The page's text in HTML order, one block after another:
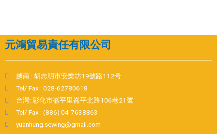
元鴻貿易責任有限公司
越南 : 胡志明市安樂坊19號路112号
Tel/ Fax : 028-62780618
台灣: 彰化市崙平里崙平北路106巷21號
Tel/ Fax : (886) 04-7638863
yuanhung.sewing@gmail.com